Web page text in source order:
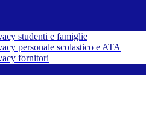
studenti e famiglie
personale scolastico e ATA
fornitori